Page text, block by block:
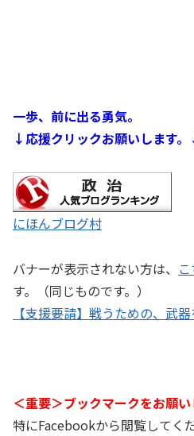
一歩、前に出る勇気。
↓応援クリックお願いします
にほんブログ村
バナーが表示されない方は、
す。（同じものです。）
【支援要請】戦うための、武器
＜重要＞ブックマークをお願い
特にFacebookから閲覧してく